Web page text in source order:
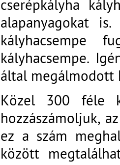
cserépkályha
alapanyagokat
kályhacsempe
kályhacsempe.
által megálmodott
Közel 300 féle
hozzászámoljuk,
ez a szám
között